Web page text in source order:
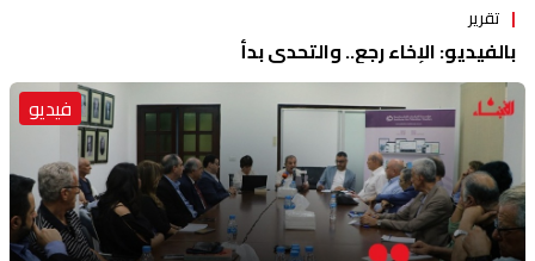
تقرير
بالفيديو: الإخاء رجع.. والتحدي بدأ
فيديو